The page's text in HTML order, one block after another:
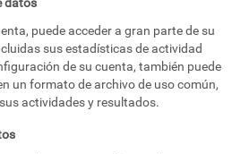
datos
puede acceder a gran parte de su
sus estadísticas de actividad
de su cuenta, también puede
un formato de archivo de uso común,
actividades y resultados.